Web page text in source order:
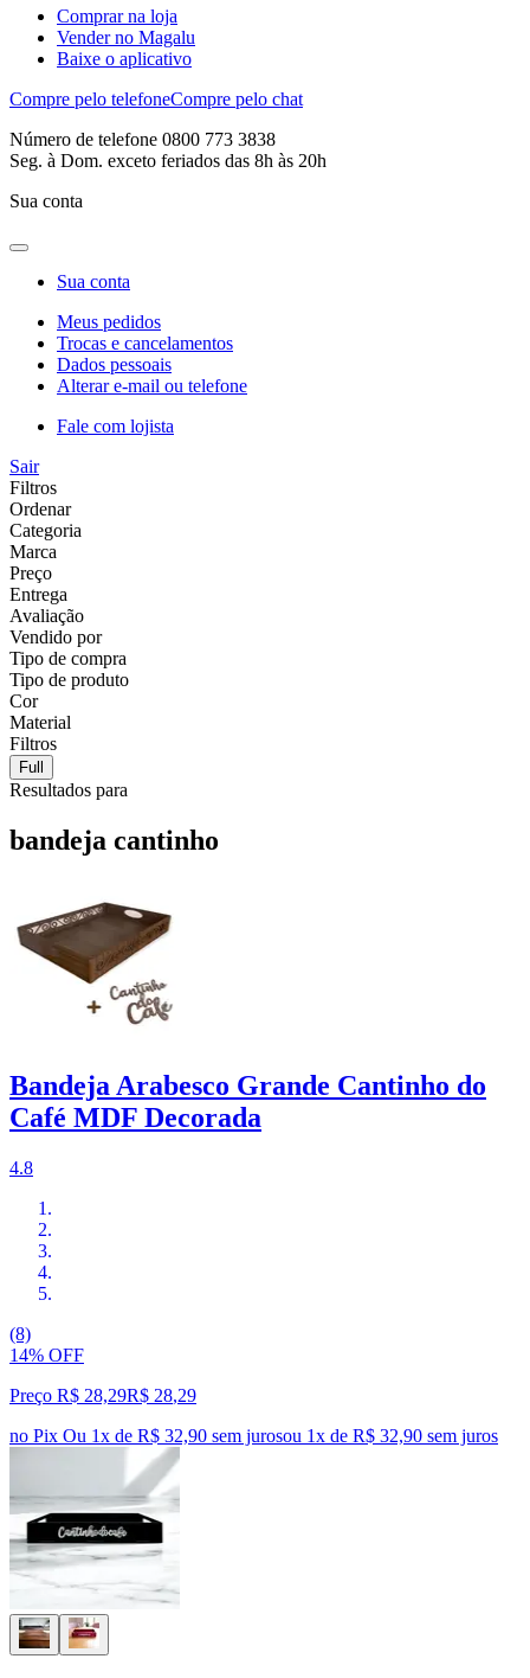
Comprar na loja
Vender no Magalu
Baixe o aplicativo
Compre pelo telefoneCompre pelo chat
Número de telefone 0800 773 3838
Seg. à Dom. exceto feriados das 8h às 20h
Sua conta
Sua conta
Meus pedidos
Trocas e cancelamentos
Dados pessoais
Alterar e-mail ou telefone
Fale com lojista
Sair
Filtros
Ordenar
Categoria
Marca
Preço
Entrega
Avaliação
Vendido por
Tipo de compra
Tipo de produto
Cor
Material
Filtros
Full
Resultados para
bandeja cantinho
Bandeja Arabesco Grande Cantinho do
Café MDF Decorada
4.8
(8)
14% OFF
Preço R$ 28,29R$ 28,29
no Pix Ou 1x de R$ 32,90 sem jurosou 1x de R$ 32,90 sem juros